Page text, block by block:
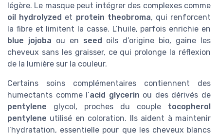
légère. Le masque peut intégrer des complexes comme
oil hydrolyzed et protein theobroma, qui renforcent
la fibre et limitent la casse. L’huile, parfois enrichie en
blue jojoba ou en seed oils d’origine bio, gaine les
cheveux sans les graisser, ce qui prolonge la réflexion
de la lumière sur la couleur.
Certains soins complémentaires contiennent des
humectants comme l’acid glycerin ou des dérivés de
pentylene glycol, proches du couple tocopherol
pentylene utilisé en coloration. Ils aident à maintenir
l’hydratation, essentielle pour que les cheveux blancs